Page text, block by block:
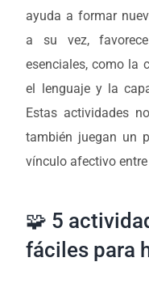
ayuda a formar
a su vez,
esenciales, como la
el lenguaje y la
Estas actividades
también juegan un
vínculo afectivo
🧩 5
fáciles para